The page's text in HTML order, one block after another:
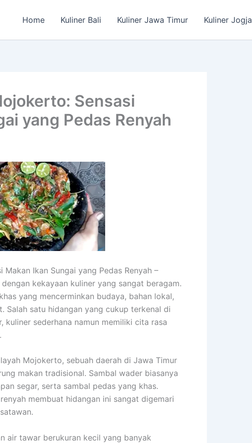
Home Kuliner Bali Kuliner Jawa Timur Kuliner Jogja
Sensasi
yang Pedas Renyah
Ikan Sungai yang Pedas Renyah –
kekayaan kuliner yang sangat beragam.
yang mencerminkan budaya, bahan lokal,
Salah satu hidangan yang cukup terkenal di
kuliner sederhana namun memiliki cita rasa
Mojokerto, sebuah daerah di Jawa Timur
makan tradisional. Sambal wader biasanya
segar, serta sambal pedas yang khas.
membuat hidangan ini sangat digemari
air tawar berukuran kecil yang banyak